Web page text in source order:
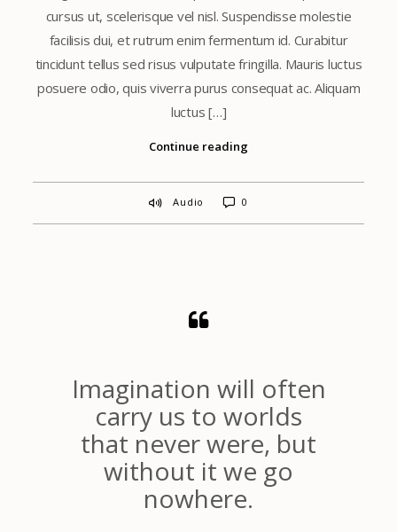
cursus ut, scelerisque vel nisl. Suspendisse molestie
facilisis dui, et rutrum enim fermentum id. Curabitur
tincidunt tellus sed risus vulputate fringilla. Mauris luctus
posuere odio, quis viverra purus consequat ac. Aliquam
luctus […]
Continue reading
Audio 0
Imagination will often
carry us to worlds
that never were, but
without it we go
nowhere.